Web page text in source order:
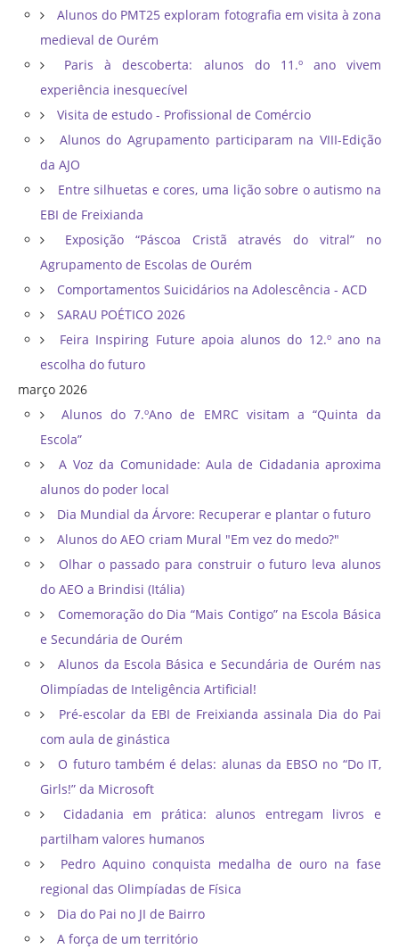
Alunos do PMT25 exploram fotografia em visita à zona
medieval de Ourém
Paris à descoberta: alunos do 11.º ano vivem
experiência inesquecível
Visita de estudo - Profissional de Comércio
Alunos do Agrupamento participaram na VIII-Edição
da AJO
Entre silhuetas e cores, uma lição sobre o autismo na
EBI de Freixianda
Exposição “Páscoa Cristã através do vitral” no
Agrupamento de Escolas de Ourém
Comportamentos Suicidários na Adolescência - ACD
SARAU POÉTICO 2026
Feira Inspiring Future apoia alunos do 12.º ano na
escolha do futuro
março 2026
Alunos do 7.ºAno de EMRC visitam a “Quinta da
Escola”
A Voz da Comunidade: Aula de Cidadania aproxima
alunos do poder local
Dia Mundial da Árvore: Recuperar e plantar o futuro
Alunos do AEO criam Mural "Em vez do medo?"
Olhar o passado para construir o futuro leva alunos
do AEO a Brindisi (Itália)
Comemoração do Dia “Mais Contigo” na Escola Básica
e Secundária de Ourém
Alunos da Escola Básica e Secundária de Ourém nas
Olimpíadas de Inteligência Artificial!
Pré-escolar da EBI de Freixianda assinala Dia do Pai
com aula de ginástica
O futuro também é delas: alunas da EBSO no “Do IT,
Girls!” da Microsoft
Cidadania em prática: alunos entregam livros e
partilham valores humanos
Pedro Aquino conquista medalha de ouro na fase
regional das Olimpíadas de Física
Dia do Pai no JI de Bairro
A força de um território